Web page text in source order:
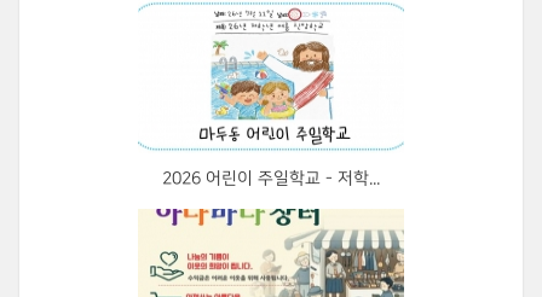
2026 어린이 주일학교 - 저학...